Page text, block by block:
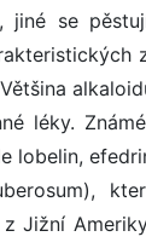
jiné se
léky.
lobelin,
Jižní